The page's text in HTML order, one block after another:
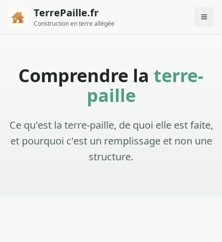
TerrePaille.fr
Construction en terre allégée
Comprendre la terre-
paille
Ce qu'est la terre-paille, de quoi elle est faite,
et pourquoi c'est un remplissage et non une
structure.